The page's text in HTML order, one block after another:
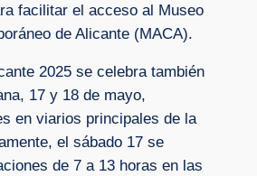
facilitar el acceso al Museo
de Alicante (MACA).
2025 se celebra también
17 y 18 de mayo,
en viarios principales de la
el sábado 17 se
de 7 a 13 horas en las